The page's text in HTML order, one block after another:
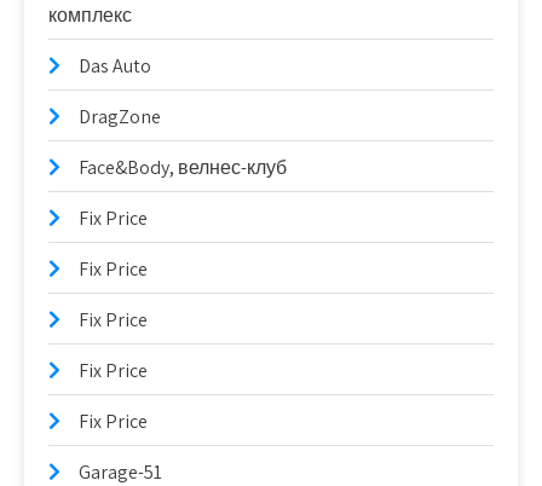
комплекс
Das Auto
DragZone
Face&Body, велнес-клуб
Fix Price
Fix Price
Fix Price
Fix Price
Fix Price
Garage-51